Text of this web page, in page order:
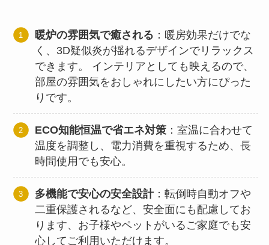
暖炉の雰囲気で癒される ：暖房効果だけでな
く、3D疑似炎が揺れるデザインでリラックス
できます。 インテリアとしても映えるので、
部屋の雰囲気をおしゃれにしたい方にぴった
りです。
ECO知能恒温で省エネ対策 ：室温に合わせて
温度を調整し、電力消費を重視するため、長
時間使用でも安心。
多機能で安心の安全設計：転倒時自動オフや
二重保護されるなど、安全面にも配慮してお
ります、お子様やペットがいるご家庭でも安
心してご利用いただけます。